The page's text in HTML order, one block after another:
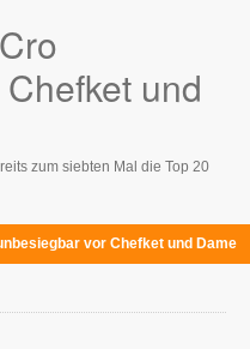
und
zum siebten Mal die Top 20
vor Chefket und Dame